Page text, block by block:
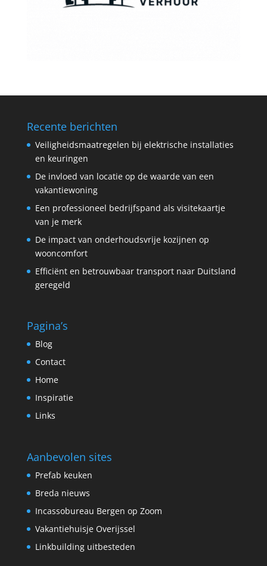
Recente berichten
Veiligheidsmaatregelen bij elektrische installaties
en keuringen
De invloed van locatie op de waarde van een
vakantiewoning
Een professioneel bedrijfspand als visitekaartje
van je merk
De impact van onderhoudsvrije kozijnen op
wooncomfort
Efficiënt en betrouwbaar transport naar Duitsland
geregeld
Pagina’s
Blog
Contact
Home
Inspiratie
Links
Aanbevolen sites
Prefab keuken
Breda nieuws
Incassobureau Bergen op Zoom
Vakantiehuisje Overijssel
Linkbuilding uitbesteden